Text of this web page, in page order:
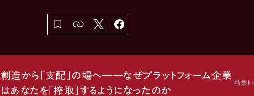
創造から「支配」の場へ――なぜプラットフォーム企業
はあなたを「搾取」するようになったのか
特集ト